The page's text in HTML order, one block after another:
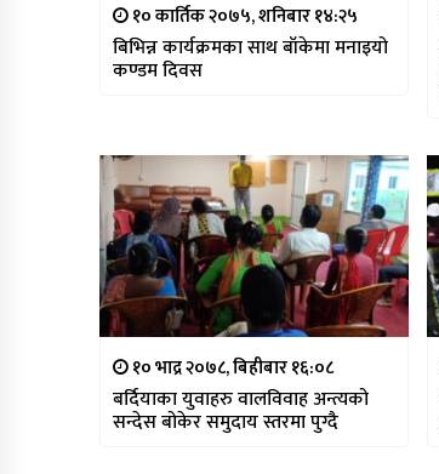
१० कार्तिक २०७५, शनिबार १४:२५
बिभिन्न कार्यक्रमका साथ बाँकेमा मनाइयो
कण्डम दिवस
१० भाद्र २०७८, बिहीबार १६:०८
बर्दियाका युवाहरु वालविवाह अन्त्यको
सन्देस बोकेर समुदाय स्तरमा पुग्दै